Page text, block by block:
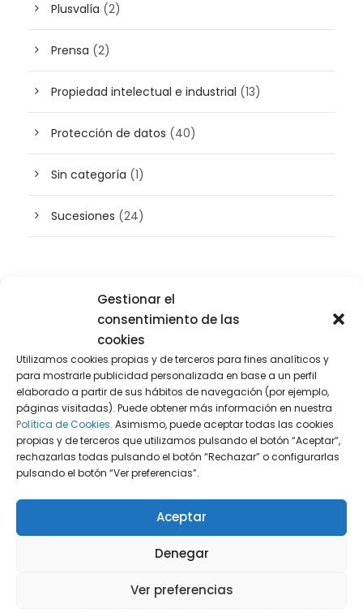
Gestionar el
consentimiento de las
cookies
Utilizamos cookies propias y de terceros para fines analíticos y
para mostrarle publicidad personalizada en base a un perfil
elaborado a partir de sus hábitos de navegación (por ejemplo,
páginas visitadas). Puede obtener más información en nuestra
Política de Cookies. Asimismo, puede aceptar todas las cookies
propias y de terceros que utilizamos pulsando el botón “Aceptar”,
rechazarlas todas pulsando el botón “Rechazar” o configurarlas
pulsando el botón “Ver preferencias”.
Aceptar
Denegar
Ver preferencias
Plusvalía (2)
Prensa (2)
Propiedad intelectual e industrial (13)
Protección de datos (40)
Sin categoría (1)
Sucesiones (24)
Buscador de artículos
DiG ABOGADOS
DiG Abogados es un despacho de abogados
multidisciplinar especializado en las materias de
fiscalidad y mercantil. Llevamos más de 50 años al